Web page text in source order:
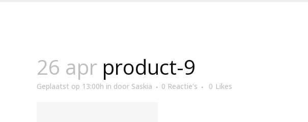
26 apr product-9
Geplaatst op 13:00h in door Saskia 0 Reactie's 0 Likes